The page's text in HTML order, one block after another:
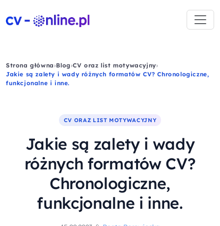
Strona główna›Blog›CV oraz list motywacyjny›
Jakie są zalety i wady różnych formatów CV? Chronologiczne,
funkcjonalne i inne.
CV ORAZ LIST MOTYWACYJNY
Jakie są zalety i wady
różnych formatów CV?
Chronologiczne,
funkcjonalne i inne.